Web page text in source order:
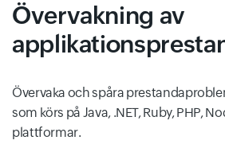
Övervakning av
Övervaka och spåra
som körs på Java, .NET, Ruby, PHP,
plattformar.